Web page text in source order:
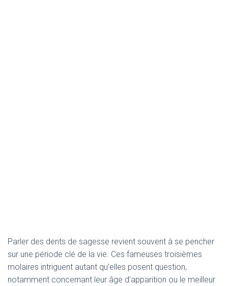
Parler des dents de sagesse revient souvent à se pencher
sur une période clé de la vie. Ces fameuses troisièmes
molaires intriguent autant qu’elles posent question,
notamment concernant leur âge d’apparition ou le meilleur